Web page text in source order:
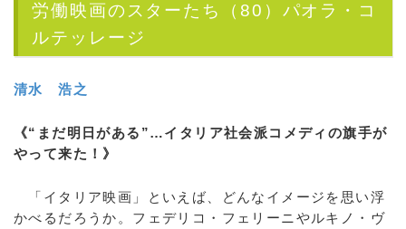
労働映画のスターたち（80）パオラ・コ
ルテッレージ
清水 浩之
《“まだ明日がある”…イタリア社会派コメディの旗手が
やって来た！》
「イタリア映画」といえば、どんなイメージを思い浮
かべるだろうか。フェデリコ・フェリーニやルキノ・ヴ